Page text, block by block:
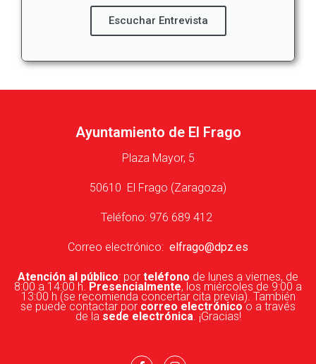
Escuchar Entrevista
Ayuntamiento de El Frago
Plaza Mayor, 5
50610 El Frago (Zaragoza)
Teléfono: 976 689 412
Correo electrónico: elfrago@dpz.es
Atención al público: por teléfono de lunes a viernes, de
8:00 a 14:00 h. Presencialmente, los miércoles de 9:00 a
13:00 h (se recomienda concertar cita previa). También
se puede contactar por correo electrónicoo a través
de la sede electrónica. ¡Gracias!